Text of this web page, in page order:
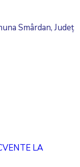
Smârdan, Județ
LA